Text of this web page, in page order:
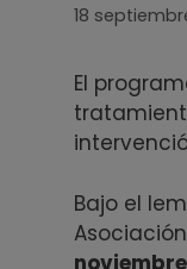
18
El
Bajo el
noviembre